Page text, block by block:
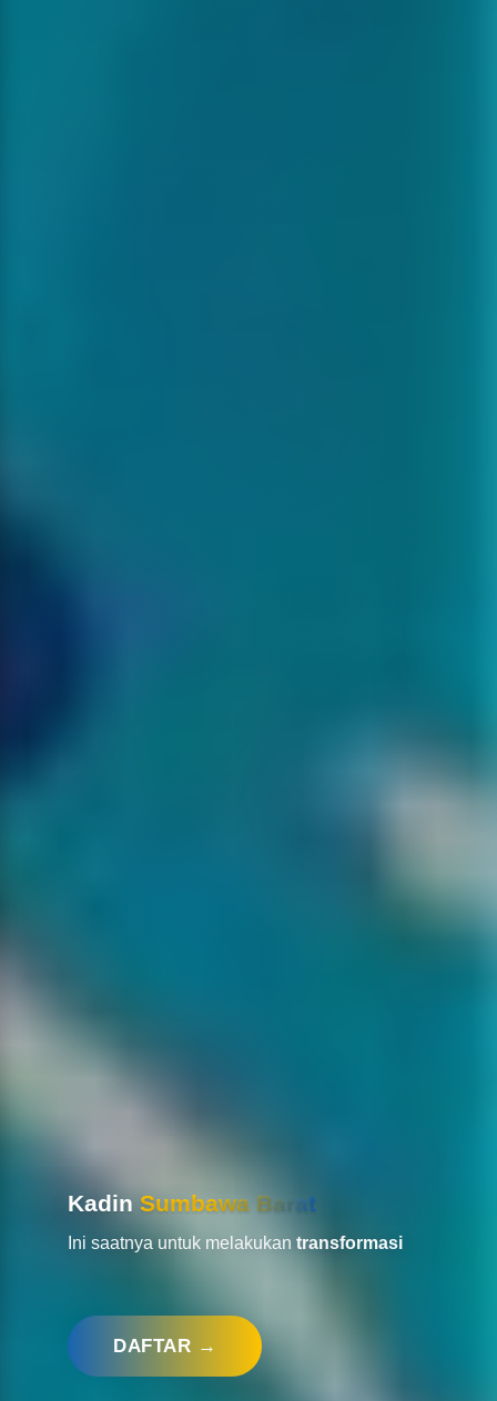
KadinSumbawa Barat
Ini saatnya untuk melakukantransformasi
DAFTAR →